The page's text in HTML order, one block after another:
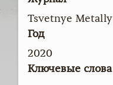
Tsvetnye Metally
Год
2020
Ключевые слова